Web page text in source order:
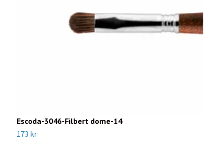
Escoda-3046-Filbert dome-14
173 kr